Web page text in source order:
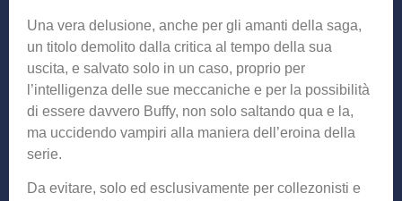
Una vera delusione, anche per gli amanti della saga,
un titolo demolito dalla critica al tempo della sua
uscita, e salvato solo in un caso, proprio per
l’intelligenza delle sue meccaniche e per la possibilità
di essere davvero Buffy, non solo saltando qua e la,
ma uccidendo vampiri alla maniera dell’eroina della
serie.
Da evitare, solo ed esclusivamente per collezonisti e